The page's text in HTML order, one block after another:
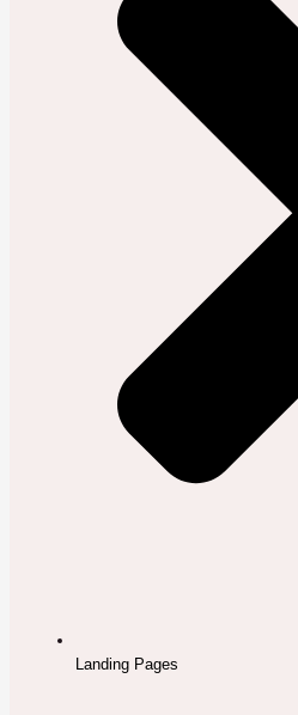
Landing Pages